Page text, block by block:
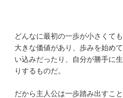
どんなに最初の一歩が小さくて
大きな価値があり、歩みを始め
い込みだったり、自分が勝手に
りするものだ。
だから主人公は一歩踏み出すこ